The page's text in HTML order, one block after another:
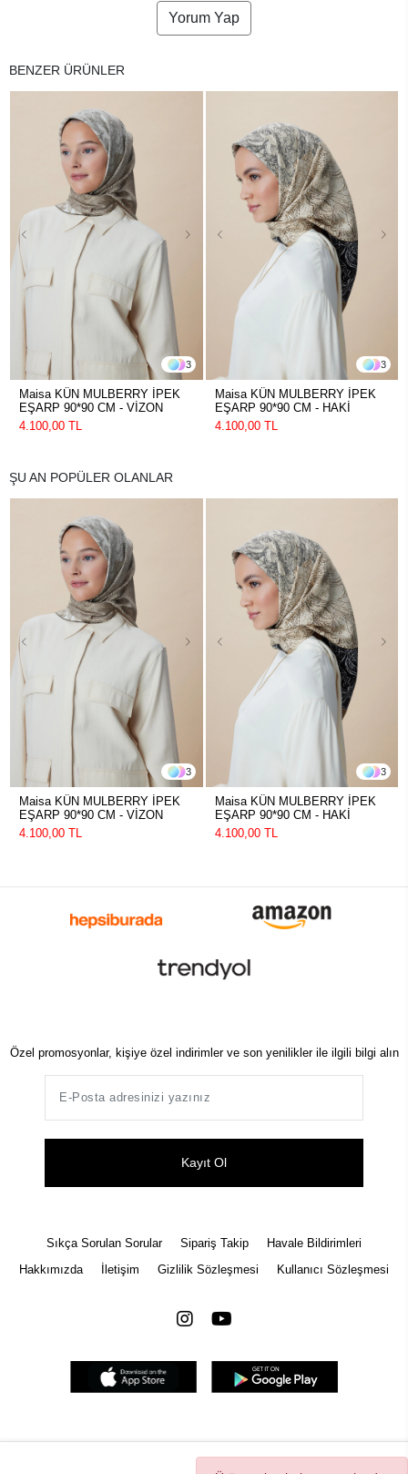
Yorum Yap
BENZER ÜRÜNLER
3
Maisa KÜN MULBERRY İPEK
EŞARP 90*90 CM - VİZON
4.100,00 TL
3
Maisa KÜN MULBERRY İPEK
EŞARP 90*90 CM - HAKİ
4.100,00 TL
ŞU AN POPÜLER OLANLAR
3
Maisa KÜN MULBERRY İPEK
EŞARP 90*90 CM - VİZON
4.100,00 TL
3
Maisa KÜN MULBERRY İPEK
EŞARP 90*90 CM - HAKİ
4.100,00 TL
Özel promosyonlar, kişiye özel indirimler ve son yenilikler ile ilgili bilgi alın
Kayıt Ol
Sıkça Sorulan Sorular Sipariş Takip
Havale Bildirimleri
Hakkımızda
İletişim Gizlilik Sözleşmesi Kullanıcı Sözleşmesi
Tüm bilgileriniz 256bit SSL Sertifikası ile korunmaktadır.